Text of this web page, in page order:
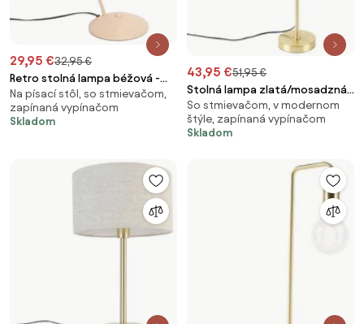
29,95 €32,95 €
Retro stolná lampa béžová -
Milou
Na písací stôl, so stmievačom,
zapínaná vypínačom
Skladom
43,95 €51,95 €
Stolná lampa zlatá/mosadzná
so skladaným tienidlom
krémovým 35 cm - Parte
So stmievačom, v modernom
štýle, zapínaná vypínačom
Skladom